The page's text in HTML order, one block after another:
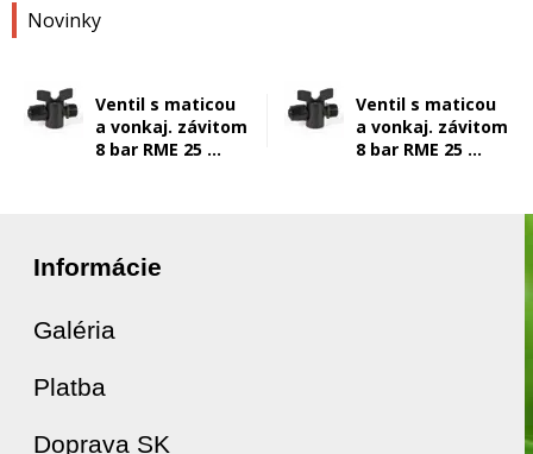
Novinky
Ventil s maticou
a vonkaj. závitom
8 bar RME 25 ...
Ventil s maticou
a vonkaj. závitom
8 bar RME 25 ...
Informácie
Galéria
Platba
Doprava SK